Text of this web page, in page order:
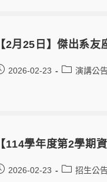
【2月25日】傑出系友
2026-02-23 演講公
【114學年度第2學期
2026-02-23 招生公